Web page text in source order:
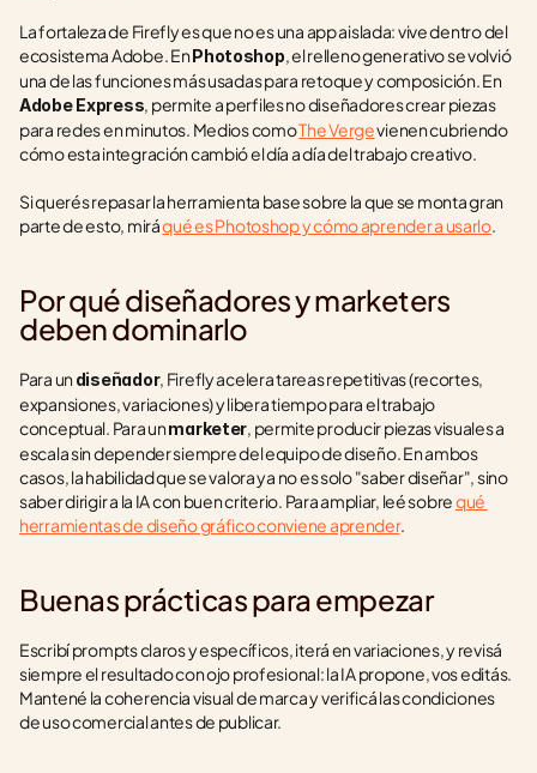
La fortaleza de Firefly es que no es una app aislada: vive dentro del
ecosistema Adobe. En Photoshop, el relleno generativo se volvió
Adobe Express, permite a perfiles no diseñadores crear piezas
para redes en minutos. Medios como The Verge vienen cubriendo
cómo esta integración cambió el día a día del trabajo creativo.
Si querés repasar la herramienta base sobre la que se monta gran
parte de esto, mirá qué es Photoshop y cómo aprender a usarlo.
Por qué diseñadores y marketers
deben dominarlo
Para un diseñador, Firefly acelera tareas repetitivas (recortes,
expansiones, variaciones) y libera tiempo para el trabajo
conceptual. Para un marketer, permite producir piezas visuales a
escala sin depender siempre del equipo de diseño. En ambos
casos, la habilidad que se valora ya no es solo "saber diseñar", sino
saber dirigir a la IA con buen criterio. Para ampliar, leé sobre qué
herramientas de diseño gráfico conviene aprender.
Buenas prácticas para empezar
Escribí prompts claros y específicos, iterá en variaciones, y revisá
siempre el resultado con ojo profesional: la IA propone, vos editás.
Mantené la coherencia visual de marca y verificá las condiciones
de uso comercial antes de publicar.